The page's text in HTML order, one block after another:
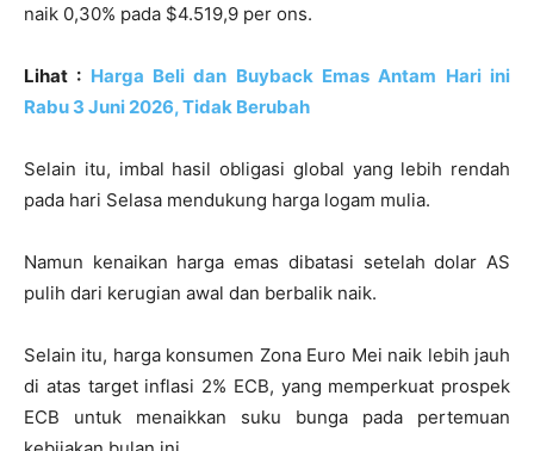
naik 0,30% pada $4.519,9 per ons.
Lihat : Harga Beli dan Buyback Emas Antam Hari ini
Rabu 3 Juni 2026, Tidak Berubah
Selain itu, imbal hasil obligasi global yang lebih rendah
pada hari Selasa mendukung harga logam mulia.
Namun kenaikan harga emas dibatasi setelah dolar AS
pulih dari kerugian awal dan berbalik naik.
Selain itu, harga konsumen Zona Euro Mei naik lebih jauh
di atas target inflasi 2% ECB, yang memperkuat prospek
ECB untuk menaikkan suku bunga pada pertemuan